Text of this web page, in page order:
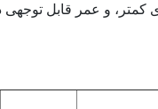
و عمر قابل توجهی